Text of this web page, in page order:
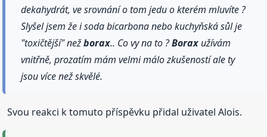
dekahydrát, ve srovnání o tom jedu o kterém mluvíte ?
Slyšel jsem že i soda bicarbona nebo kuchyňská sůl je
"toxičtější" nežborax.. Co vy na to ?Borax užívám
vnitřně, prozatím mám velmi málo zkušeností ale ty
jsou více než skvělé.
Svou reakci k tomuto příspěvku přidal uživatel Alois.